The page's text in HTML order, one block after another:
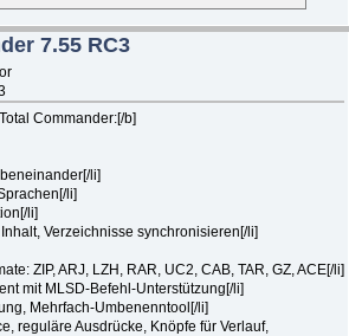
7.55 RC3
Commander:[/b]
li]
li]
li]
Verzeichnisse synchronisieren[/li]
ZIP, ARJ, LZH, RAR, UC2, CAB, TAR, GZ, ACE[/li]
mit MLSD-Befehl-Unterstützung[/li]
Mehrfach-Umbenenntool[/li]
reguläre Ausdrücke, Knöpfe für Verlauf,